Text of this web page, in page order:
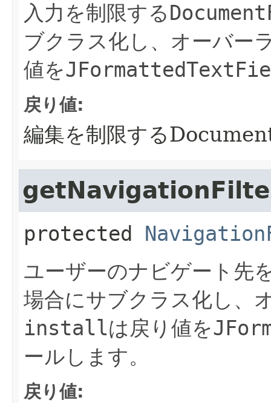
入力を制限する
ブクラス化し、オーバー
値を
戻り値:
編集を制限する
protected
ユーザーのナビゲート先
場合にサブクラス化し、
installは戻り値を
ールします。
戻り値: